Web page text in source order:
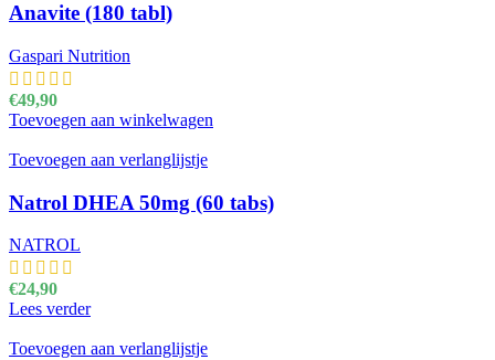
Anavite (180 tabl)
Gaspari Nutrition
€49,90
Toevoegen aan winkelwagen
Toevoegen aan verlanglijstje
Natrol DHEA 50mg (60 tabs)
NATROL
€24,90
Lees verder
Toevoegen aan verlanglijstje